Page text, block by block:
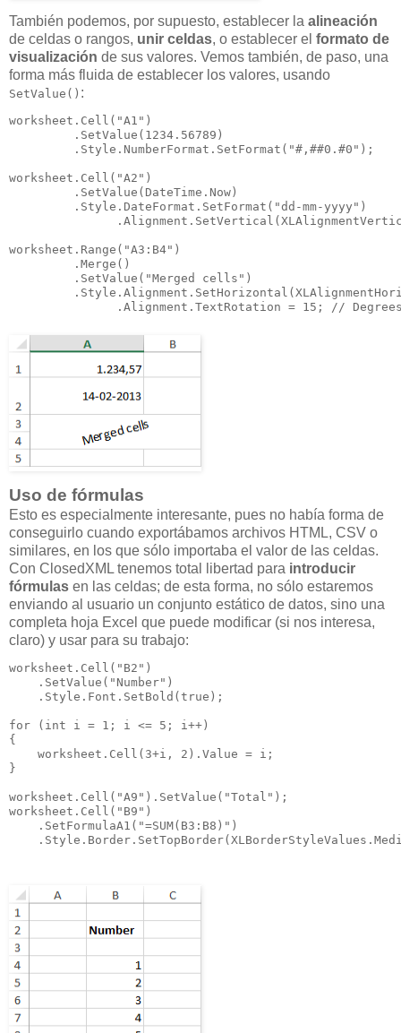
También podemos, por supuesto, establecer la alineación
de celdas o rangos, unir celdas, o establecer el formato de
visualización de sus valores. Vemos también, de paso, una
forma más fluida de establecer los valores, usando
SetValue() :
worksheet.Cell("A1")
         .SetValue(1234.56789)
         .Style.NumberFormat.SetFormat("#,##0.#0");
worksheet.Cell("A2")
         .SetValue(DateTime.Now)
         .Style.DateFormat.SetFormat("dd-mm-yyyy")
worksheet.Range("A3:B4")
         .Merge()
         .SetValue("Merged cells")
.Alignment.TextRotation = 15; //
Uso de fórmulas
Esto es especialmente interesante, pues no había forma de
conseguirlo cuando exportábamos archivos HTML, CSV o
similares, en los que sólo importaba el valor de las celdas.
Con ClosedXML tenemos total libertad para introducir
fórmulas en las celdas; de esta forma, no sólo estaremos
enviando al usuario un conjunto estático de datos, sino una
completa hoja Excel que puede modificar (si nos interesa,
claro) y usar para su trabajo:
worksheet.Cell("B2")
    .SetValue("Number")
    .Style.Font.SetBold(true);
for (int i = 1; i <= 5; i++)
{
    worksheet.Cell(3+i, 2).Value = i;
}
worksheet.Cell("A9").SetValue("Total");
worksheet.Cell("B9")
    .SetFormulaA1("=SUM(B3:B8)")